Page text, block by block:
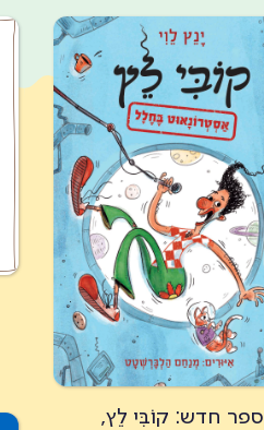
ספר חדש: קוֹבִּי לֵץ,